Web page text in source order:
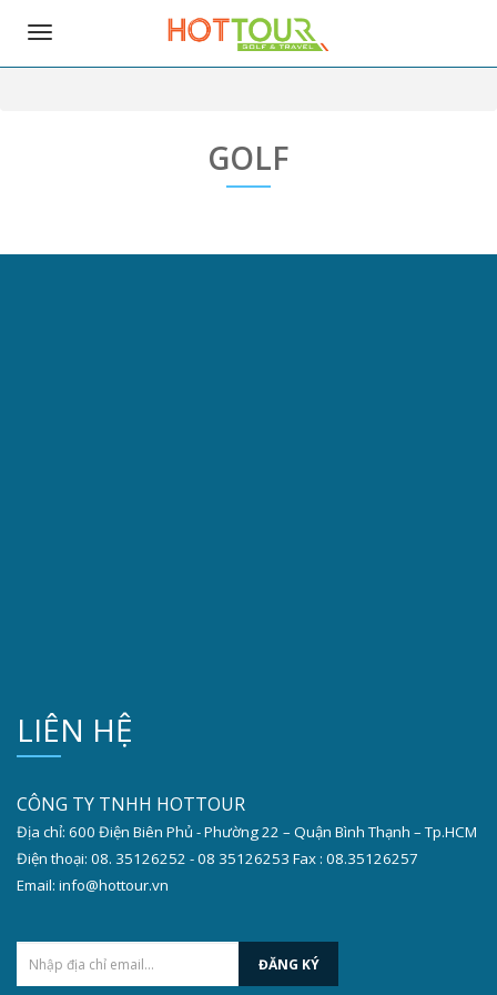
Toggle
GOLF
LIÊN HỆ
CÔNG TY TNHH HOTTOUR
Địa chỉ: 600 Điện Biên Phủ - Phường 22 – Quận Bình Thạnh – Tp.HCM
Điện thoại: 08. 35126252 - 08 35126253 Fax : 08.35126257
Email: info@hottour.vn
ĐĂNG KÝ